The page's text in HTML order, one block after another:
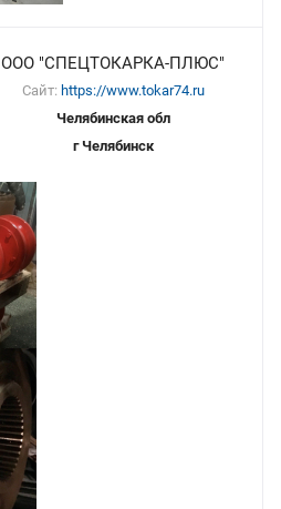
ООО "СПЕЦТОКАРКА-ПЛЮС"
Сайт: https://www.tokar74.ru
Челябинская обл
г Челябинск